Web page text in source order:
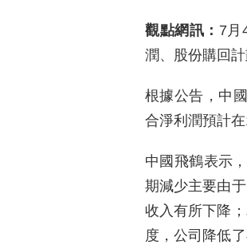
觀點網訊： 7月
潤、股份購回
根據公告，中
合淨利潤預計在
中國飛鶴表示
期減少主要由
收入有所下降
度，公司降低